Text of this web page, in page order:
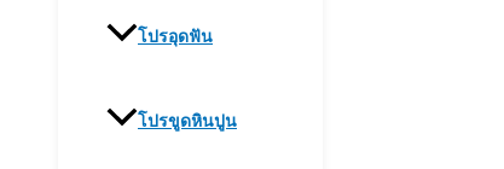
โปรอุดฟัน
โปรขูดหินปูน